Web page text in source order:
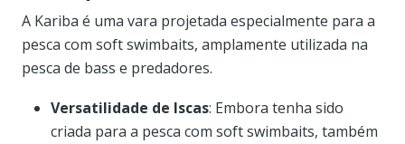
A Kariba é uma vara projetada especialmente para a
pesca com soft swimbaits, amplamente utilizada na
pesca de bass e predadores.
Versatilidade de Iscas: Embora tenha sido
criada para a pesca com soft swimbaits, também